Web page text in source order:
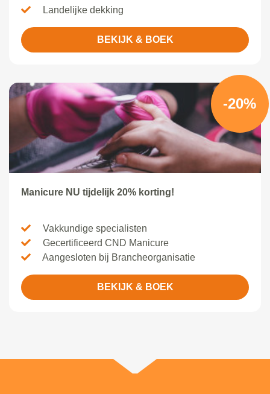
Landelijke dekking
BEKIJK & BOEK
-20%
Manicure NU tijdelijk 20% korting!
Vakkundige specialisten
Gecertificeerd CND Manicure
Aangesloten bij Brancheorganisatie
BEKIJK & BOEK